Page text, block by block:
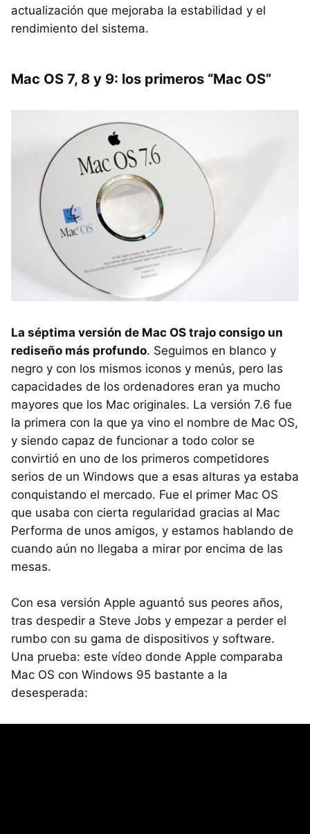
actualización que mejoraba la estabilidad y el
rendimiento del sistema.
Mac OS 7, 8 y 9: los primeros “Mac OS”
La séptima versión de Mac OS trajo consigo un
rediseño más profundo. Seguimos en blanco y
negro y con los mismos iconos y menús, pero las
capacidades de los ordenadores eran ya mucho
mayores que los Mac originales. La versión 7.6 fue
la primera con la que ya vino el nombre de Mac OS,
y siendo capaz de funcionar a todo color se
convirtió en uno de los primeros competidores
serios de un Windows que a esas alturas ya estaba
conquistando el mercado. Fue el primer Mac OS
que usaba con cierta regularidad gracias al Mac
Performa de unos amigos, y estamos hablando de
cuando aún no llegaba a mirar por encima de las
mesas.
Con esa versión Apple aguantó sus peores años,
tras despedir a Steve Jobs y empezar a perder el
rumbo con su gama de dispositivos y software.
Una prueba: este vídeo donde Apple comparaba
Mac OS con Windows 95 bastante a la
desesperada: